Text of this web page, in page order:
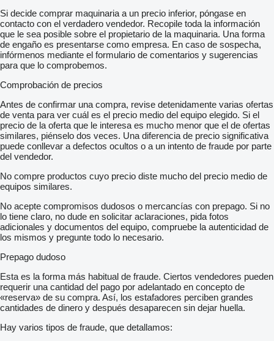
Si decide comprar maquinaria a un precio inferior, póngase en
contacto con el verdadero vendedor. Recopile toda la información
que le sea posible sobre el propietario de la maquinaria. Una forma
de engaño es presentarse como empresa. En caso de sospecha,
infórmenos mediante el formulario de comentarios y sugerencias
para que lo comprobemos.
Comprobación de precios
Antes de confirmar una compra, revise detenidamente varias ofertas
de venta para ver cuál es el precio medio del equipo elegido. Si el
precio de la oferta que le interesa es mucho menor que el de ofertas
similares, piénselo dos veces. Una diferencia de precio significativa
puede conllevar a defectos ocultos o a un intento de fraude por parte
del vendedor.
No compre productos cuyo precio diste mucho del precio medio de
equipos similares.
No acepte compromisos dudosos o mercancías con prepago. Si no
lo tiene claro, no dude en solicitar aclaraciones, pida fotos
adicionales y documentos del equipo, compruebe la autenticidad de
los mismos y pregunte todo lo necesario.
Prepago dudoso
Esta es la forma más habitual de fraude. Ciertos vendedores pueden
requerir una cantidad del pago por adelantado en concepto de
«reserva» de su compra. Así, los estafadores perciben grandes
cantidades de dinero y después desaparecen sin dejar huella.
Hay varios tipos de fraude, que detallamos: